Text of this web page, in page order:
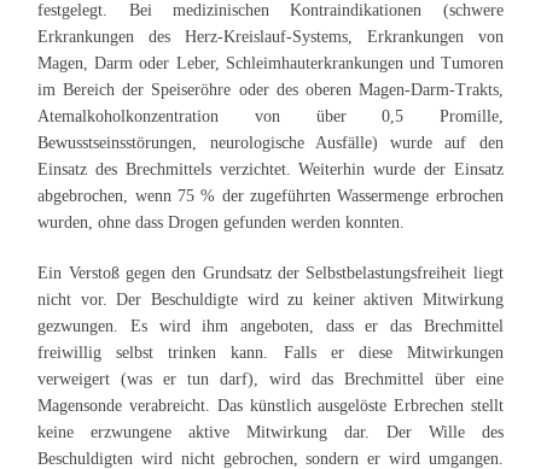
festgelegt. Bei medizinischen Kontraindikationen (schwere
Erkrankungen des Herz-Kreislauf-Systems, Erkrankungen von
Magen, Darm oder Leber, Schleimhauterkrankungen und Tumoren
im Bereich der Speiseröhre oder des oberen Magen-Darm-Trakts,
Atemalkoholkonzentration von über 0,5 Promille,
Bewusstseinsstörungen, neurologische Ausfälle) wurde auf den
Einsatz des Brechmittels verzichtet. Weiterhin wurde der Einsatz
abgebrochen, wenn 75 % der zugeführten Wassermenge erbrochen
wurden, ohne dass Drogen gefunden werden konnten.
Ein Verstoß gegen den Grundsatz der Selbstbelastungsfreiheit liegt
nicht vor. Der Beschuldigte wird zu keiner aktiven Mitwirkung
gezwungen. Es wird ihm angeboten, dass er das Brechmittel
freiwillig selbst trinken kann. Falls er diese Mitwirkungen
verweigert (was er tun darf), wird das Brechmittel über eine
Magensonde verabreicht. Das künstlich ausgelöste Erbrechen stellt
keine erzwungene aktive Mitwirkung dar. Der Wille des
Beschuldigten wird nicht gebrochen, sondern er wird umgangen.